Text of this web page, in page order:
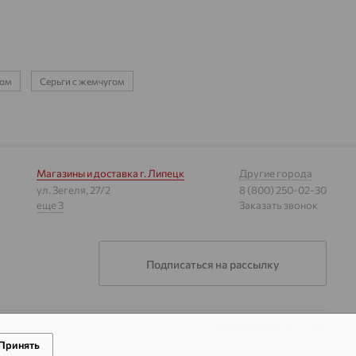
Серьги с жемчугом
Магазины и доставка г. Липецк
ул. Зегеля, 27/2
еще 3
Другие города
8 (800) 250-02-30
Заказать звонок
Подписаться на рассылку